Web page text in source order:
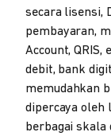
secara lisensi,
pembayaran,
Account,
debit, bank
memudahkan
dipercaya oleh
berbagai skala